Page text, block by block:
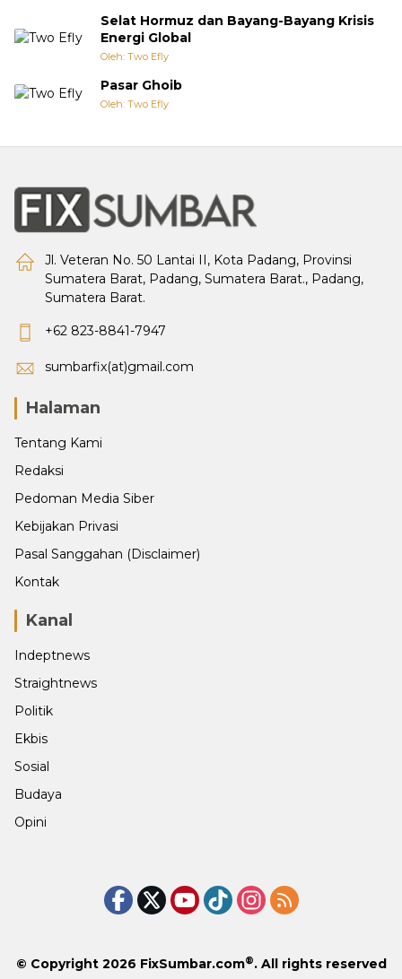
Selat Hormuz dan Bayang-Bayang Krisis
Energi Global
Oleh: Two Efly
Pasar Ghoib
Oleh: Two Efly
Jl. Veteran No. 50 Lantai II, Kota Padang, Provinsi
Sumatera Barat, Padang, Sumatera Barat., Padang,
Sumatera Barat.
+62 823-8841-7947
sumbarfix(at)gmail.com
Halaman
Tentang Kami
Redaksi
Pedoman Media Siber
Kebijakan Privasi
Pasal Sanggahan (Disclaimer)
Kontak
Kanal
Indeptnews
Straightnews
Politik
Ekbis
Sosial
Budaya
Opini
© Copyright 2026 FixSumbar.com®. All rights reserved